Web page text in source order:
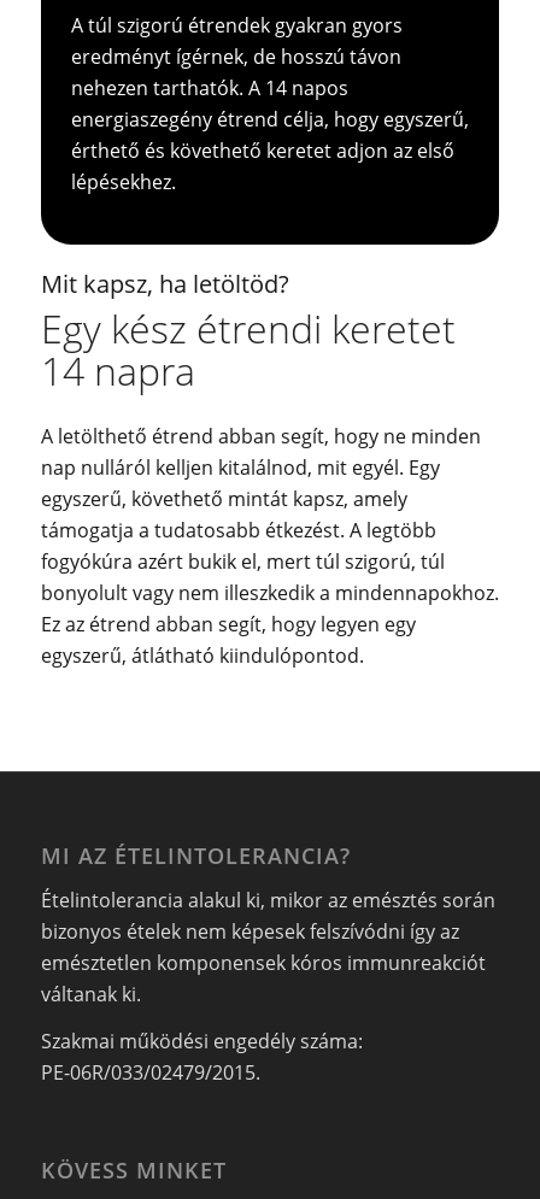
A túl szigorú étrendek gyakran gyors
eredményt ígérnek, de hosszú távon
nehezen tarthatók. A 14 napos
energiaszegény étrend célja, hogy egyszerű,
érthető és követhető keretet adjon az első
lépésekhez.
Mit kapsz, ha letöltöd?
Egy kész étrendi keretet
14 napra
A letölthető étrend abban segít, hogy ne minden
nap nulláról kelljen kitalálnod, mit egyél. Egy
egyszerű, követhető mintát kapsz, amely
támogatja a tudatosabb étkezést. A legtöbb
fogyókúra azért bukik el, mert túl szigorú, túl
bonyolult vagy nem illeszkedik a mindennapokhoz.
Ez az étrend abban segít, hogy legyen egy
egyszerű, átlátható kiindulópontod.
MI AZ ÉTELINTOLERANCIA?
Ételintolerancia alakul ki, mikor az emésztés során
bizonyos ételek nem képesek felszívódni így az
emésztetlen komponensek kóros immunreakciót
váltanak ki.
Szakmai működési engedély száma:
PE-06R/033/02479/2015.
KÖVESS MINKET